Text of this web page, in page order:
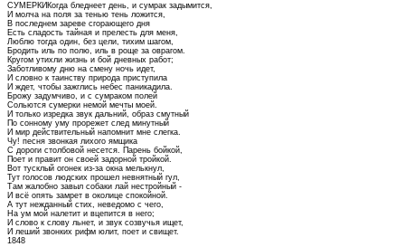
СУМЕРКИКогда бледнеет день, и сумрак задымится,
И молча на поля за тенью тень ложится,
В последнем зареве сгорающего дня
Есть сладость тайная и прелесть для меня,
Люблю тогда один, без цели, тихим шагом,
Бродить иль по полю, иль в роще за оврагом.
Кругом утихли жизнь и бой дневных работ;
Заботливому дню на смену ночь идет,
И словно к таинству природа приступила
И ждет, чтобы зажглись небес паникадила.
Брожу задумчиво, и с сумраком полей
Сольются сумерки немой мечты моей.
И только изредка звук дальний, образ смутный
По сонному уму прорежет след минутный
И мир действительный напомнит мне слегка.
Чу! песня звонкая лихого ямщика
С дороги столбовой несется. Парень бойкой,
Поет и правит он своей задорной тройкой.
Вот тусклый огонек из-за окна мелькнул,
Тут голосов людских прошел невнятный гул,
Там жалобно завыл собаки лай нестройный -
И всё опять замрет в околице спокойной.
А тут нежданный стих, неведомо с чего,
На ум мой налетит и вцепится в него;
И слово к слову льнет, и звук созвучья ищет,
И леший звонких рифм юлит, поет и свищет.
1848